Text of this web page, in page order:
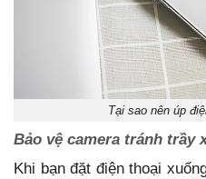
Tại sao nên úp
Bảo vệ camera tránh trầy
Khi bạn đặt điện thoại